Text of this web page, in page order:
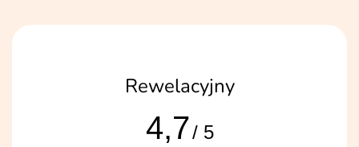
Rewelacyjny
4,7/ 5